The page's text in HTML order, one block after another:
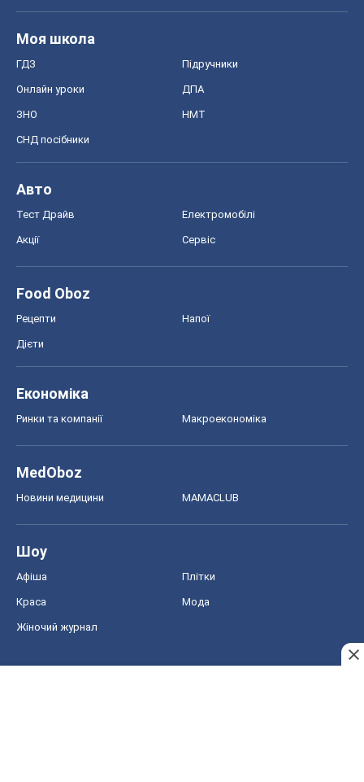
Моя школа
ГДЗ Підручники
Онлайн уроки ДПА
ЗНО НМТ
СНД посібники
Авто
Тест Драйв Електромобілі
Акції Сервіс
Food Oboz
Рецепти Напої
Дієти
Економіка
Ринки та компанії Макроекономіка
MedOboz
Новини медицини MAMACLUB
Шоу
Афіша Плітки
Краса Мода
Жіночий журнал